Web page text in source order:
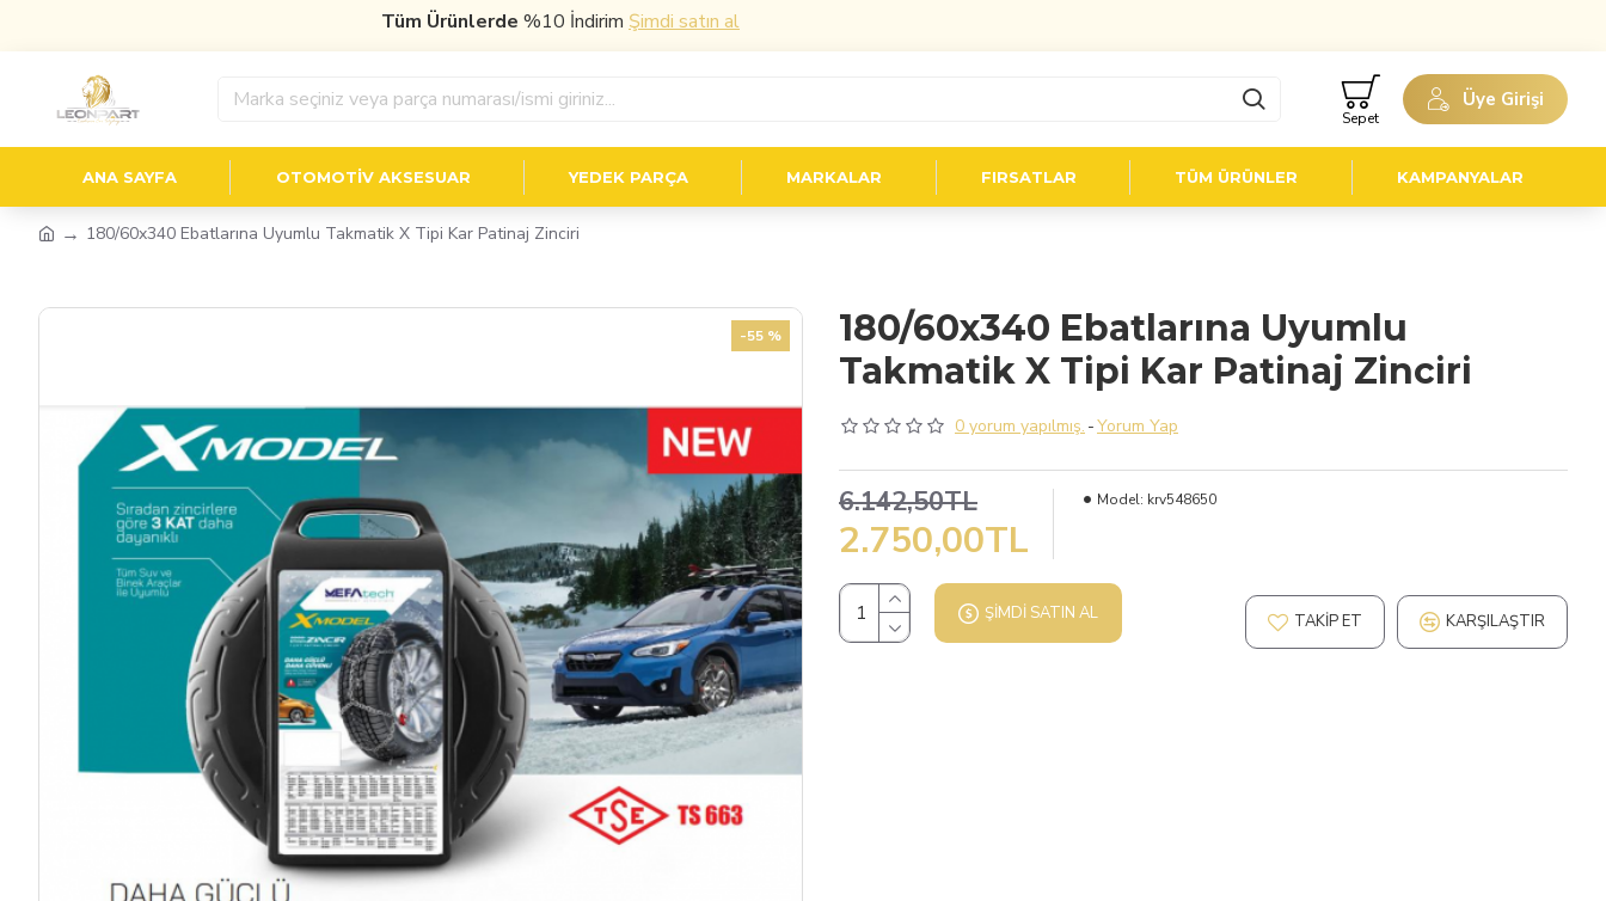
Tüm Ürünlerde%10 İndirimŞimdi satın al
Üye Girişi
Sepet
ANA SAYFA OTOMOTIV AKSESUAR YEDEK PARÇA MARKALAR FIRSATLAR TÜM ÜRÜNLER KAMPANYALAR
180/60x340 Ebatlarına Uyumlu Takmatik X Tipi Kar Patinaj Zinciri
-55 %
180/60x340 Ebatlarına Uyumlu
Takmatik X Tipi Kar Patinaj Zinciri
0 yorum yapılmış. -Yorum Yap
2.750,00TL
6.142,50TL Model: krv548650
ŞIMDI SATIN AL TAKIP ET KARŞILAŞTIR